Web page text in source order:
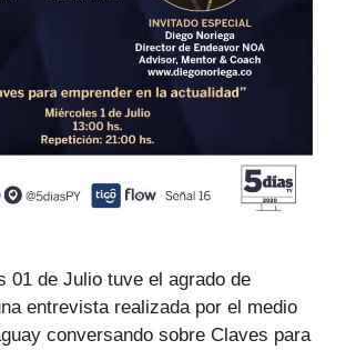
01 de Julio tuve el agrado de
entrevista realizada por el medio
conversando sobre Claves para